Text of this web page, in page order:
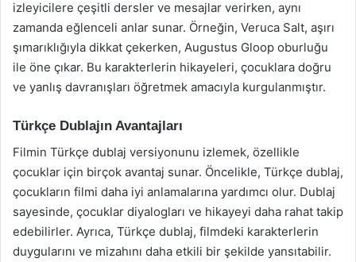
izleyicilere çeşitli dersler ve mesajlar verirken, aynı
zamanda eğlenceli anlar sunar. Örneğin, Veruca Salt, aşırı
şımarıklığıyla dikkat çekerken, Augustus Gloop oburluğu
ile öne çıkar. Bu karakterlerin hikayeleri, çocuklara doğru
ve yanlış davranışları öğretmek amacıyla kurgulanmıştır.
Türkçe Dublajın Avantajları
Filmin Türkçe dublaj versiyonunu izlemek, özellikle
çocuklar için birçok avantaj sunar. Öncelikle, Türkçe dublaj,
çocukların filmi daha iyi anlamalarına yardımcı olur. Dublaj
sayesinde, çocuklar diyalogları ve hikayeyi daha rahat takip
edebilirler. Ayrıca, Türkçe dublaj, filmdeki karakterlerin
duygularını ve mizahını daha etkili bir şekilde yansıtabilir.